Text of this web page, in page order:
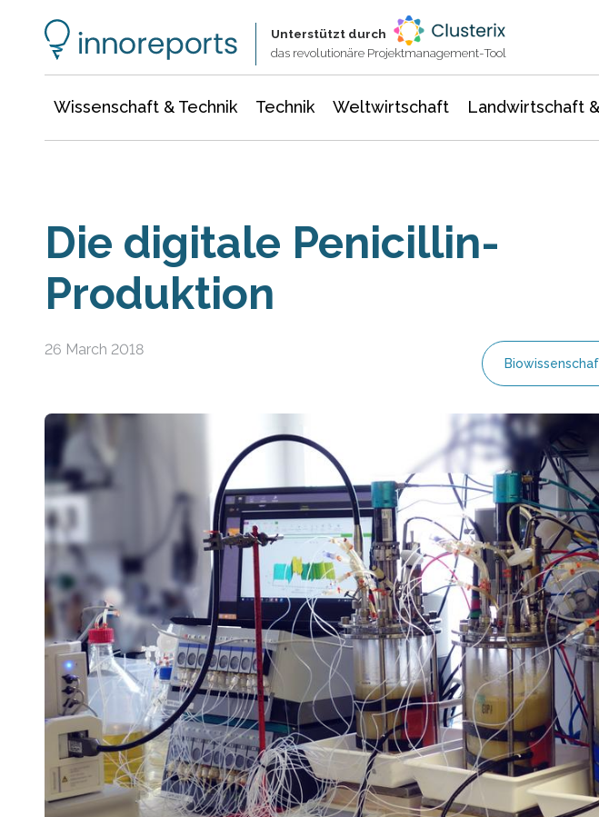
Unterstützt durch
das revolutionäre Projektmanagement-Tool
Wissenschaft & Technik Technik Weltwirtschaft Landwirtschaft
Die digitale Penicillin-
Produktion
26 March 2018